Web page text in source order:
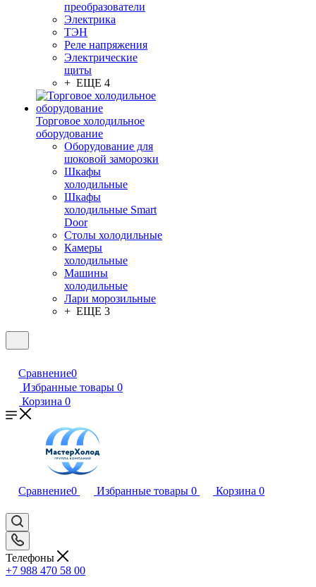
преобразователи
Электрика
ТЭН
Реле напряжения
Электрические
щиты
+ ЕЩЕ 4
Торговое холодильное
оборудование
Оборудование для
шоковой заморозки
Шкафы
холодильные
Шкафы
холодильные Smart
Door
Столы холодильные
Камеры
холодильные
Машины
холодильные
Лари морозильные
+ ЕЩЕ 3
Сравнение0
Избранные товары 0
Корзина 0
Сравнение0 Избранные товары 0 Корзина 0
Телефоны
+7 988 470 58 00